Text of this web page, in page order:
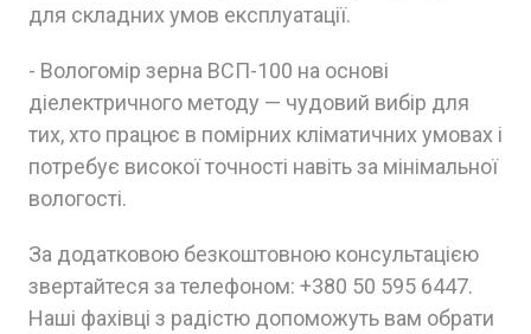
для складних умов експлуатації.
- Вологомір зерна ВСП-100 на основі
діелектричного методу — чудовий вибір для
тих, хто працює в помірних кліматичних умовах і
потребує високої точності навіть за мінімальної
вологості.
За додатковою безкоштовною консультацією
звертайтеся за телефоном: +380 50 595 6447.
Наші фахівці з радістю допоможуть вам обрати